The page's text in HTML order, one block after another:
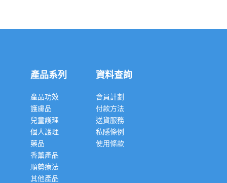
產品系列
產品功效
護膚品
兒童護理
個人護理
藥品
香薰產品
順勢療法
其他產品
資料查詢
會員計劃
付款方法
送貨服務
私隱條例
使用條款